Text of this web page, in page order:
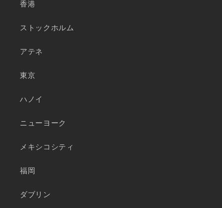
香港
ストックホルム
アテネ
東京
ハノイ
ニューヨーク
メキシコシティ
福岡
ダブリン